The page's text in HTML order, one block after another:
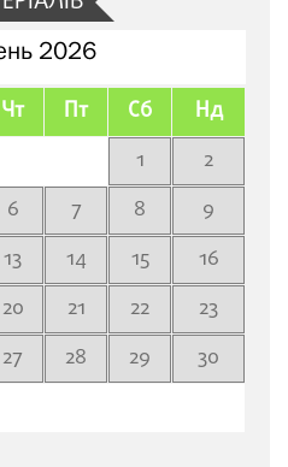
2026
Чт Пт Сб Нд
1
2
6 7 8
9
13 14 15
16
20 21 22
23
27 28 29
30